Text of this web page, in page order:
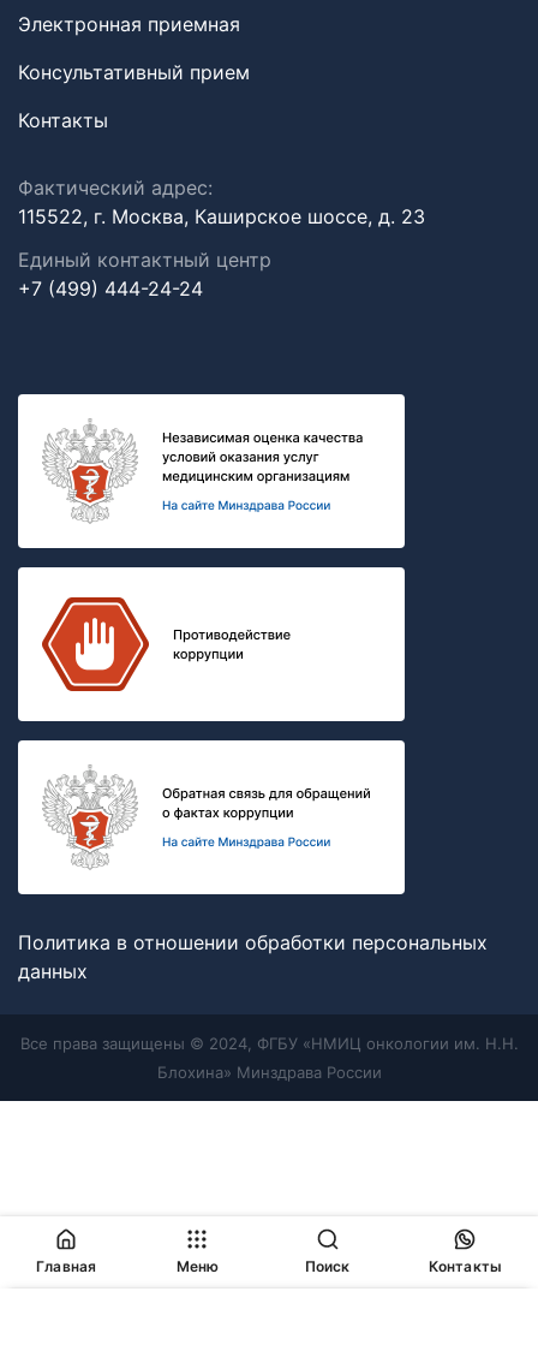
Электронная приемная
Консультативный прием
Контакты
Фактический адрес:
115522, г. Москва, Каширское шоссе, д. 23
Единый контактный центр
+7 (499) 444-24-24
Политика в отношении обработки персональных
данных
Все права защищены © 2024, ФГБУ «НМИЦ онкологии им. Н.Н.
Блохина» Минздрава России
Главная Меню Поиск Контакты